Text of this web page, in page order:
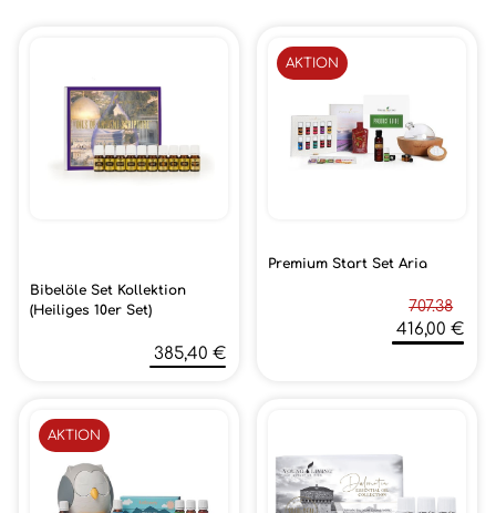
Bibelöle Set Kollektion
(Heiliges 10er Set)
385,40 €
Premium Start Set Aria
707.38
416,00 €
AKTION
AKTION